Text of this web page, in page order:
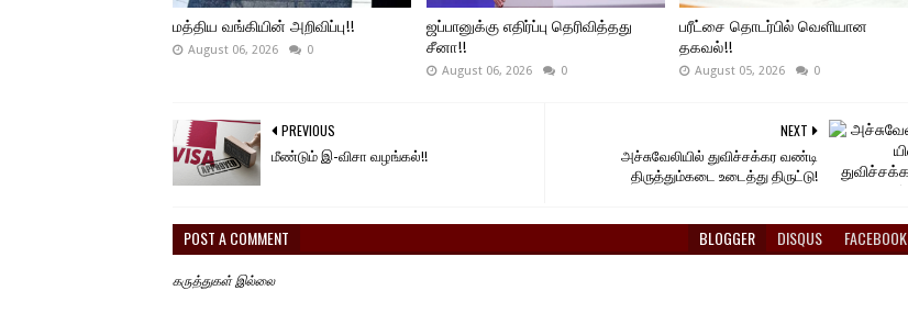
மத்திய வங்கியின் அறிவிப்பு!!
August 06, 2026 0
ஜப்பானுக்கு எதிர்ப்பு தெரிவித்தது
சீனா!!
August 06, 2026 0
பரீட்சை தொடர்பில் வெளியான
தகவல்!!
August 05, 2026 0
NEXT
அச்சுவேலியில் துவிச்சக்கர வண்டி
திருத்தும்கடை உடைத்து திருட்டு!
PREVIOUS
மீண்டும் இ-விசா வழங்கல்!!
POST A COMMENT BLOGGER DISQUS FACEBOOK
கருத்துகள் இல்லை